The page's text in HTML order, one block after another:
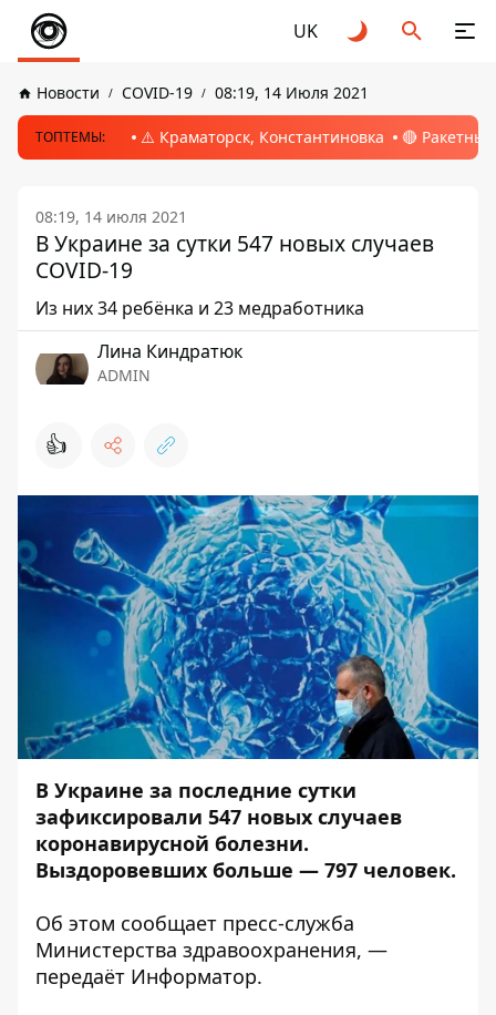
UK
Новости COVID-19 08:19, 14 Июля 2021
ТОПТЕМЫ: ⚠️ Краматорск, Константиновка 🔴
08:19, 14 июля 2021
В Украине за сутки 547 новых случаев
COVID-19
Из них 34 ребёнка и 23 медработника
Лина Киндратюк
ADMIN
👍
В Украине за последние сутки
зафиксировали 547 новых случаев
коронавирусной болезни.
Выздоровевших больше — 797 человек.
Об этом сообщает пресс-служба
Министерства здравоохранения, —
передаёт Информатор.